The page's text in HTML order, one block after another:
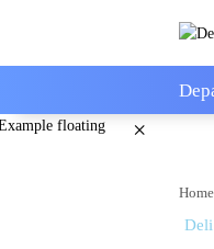
×
Home
Deli